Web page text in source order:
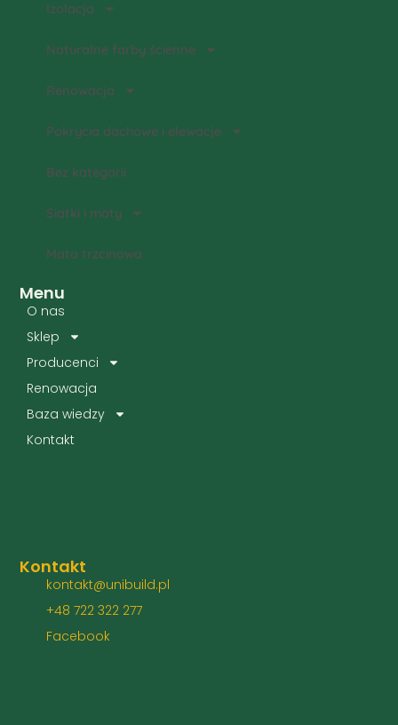
Menu
O nas
Sklep
Producenci
Renowacja
Baza wiedzy
Kontakt
Izolacja
Naturalne farby ścienne
Renowacja
Pokrycia dachowe i elewacje
Bez kategorii
Siatki i maty
Mata trzcinowa
Kontakt
kontakt@unibuild.pl
+48 722 322 277
Facebook